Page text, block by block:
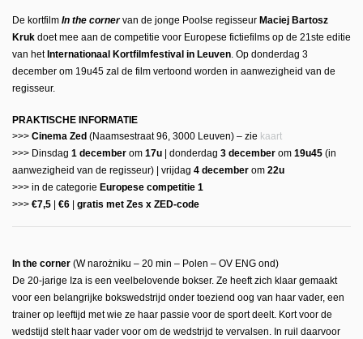
De kortfilm In the cornervan de jonge Poolse regisseur Maciej Bartosz
Kruk doet mee aan de competitie voor Europese fictiefilms op de 21ste editie
van het Internationaal Kortfilmfestival in Leuven. Op donderdag 3
december om 19u45 zal de film vertoond worden in aanwezigheid van de
regisseur.
PRAKTISCHE INFORMATIE
>>> Cinema Zed (Naamsestraat 96, 3000 Leuven) – zie kaart
>>> Dinsdag 1 december om 17u | donderdag 3 december om 19u45 (in
aanwezigheid van de regisseur) | vrijdag 4 december om 22u
>>> in de categorie Europese competitie 1
>>> €7,5 €6 gratis met Zes x ZED-code
In the corner (W narożniku – 20 min – Polen – OV ENG ond)
De 20-jarige Iza is een veelbelovende bokser. Ze heeft zich klaar gemaakt
voor een belangrijke bokswedstrijd onder toeziend oog van haar vader, een
trainer op leeftijd met wie ze haar passie voor de sport deelt. Kort voor de
wedstijd stelt haar vader voor om de wedstrijd te vervalsen. In ruil daarvoor